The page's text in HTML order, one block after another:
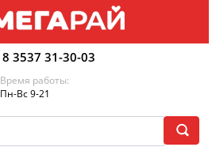
8 3537 31-30-03
Время работы:
Пн-Вс 9-21